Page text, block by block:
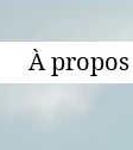
À propos